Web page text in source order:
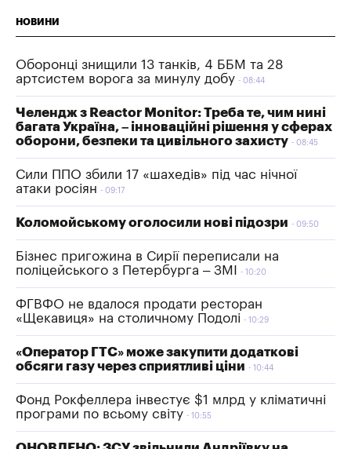
НОВИНИ
Оборонці знищили 13 танків, 4 ББМ та 28
артсистем ворога за минулу добу
08:44
Челендж з Reactor Monitor: Треба те, чим нині
багата Україна, – інноваційні рішення у сферах
оборони, безпеки та цивільного захисту
08:45
Сили ППО збили 17 «шахедів» під час нічної
атаки росіян
09:17
Коломойському оголосили нові підозри 09:50
Бізнес пригожина в Сирії переписали на
поліцейського з Петербурга – ЗМІ
10:20
ФГВФО не вдалося продати ресторан
«Щекавиця» на столичному Подолі
10:29
«Оператор ГТС» може закупити додаткові
обсяги газу через сприятливі ціни
10:44
Фонд Рокфеллера інвестує $1 млрд у кліматичні
програми по всьому світу
10:55